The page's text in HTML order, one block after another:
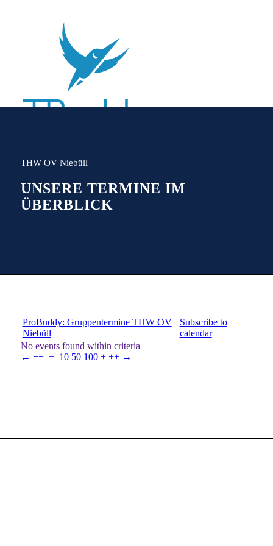
THW OV Niebüll
UNSERE TERMINE IM
ÜBERBLICK
ProBuddy: Gruppentermine THW OV
Niebüll
Subscribe to
calendar
No events found within criteria
← −− − 10 50 100 + ++ →